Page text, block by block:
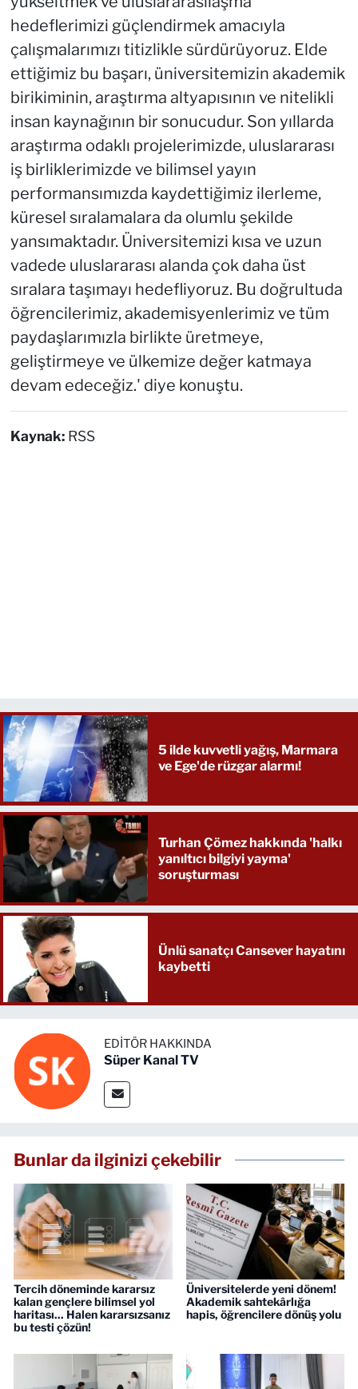
hedeflerimizi güçlendirmek amacıyla
çalışmalarımızı titizlikle sürdürüyoruz. Elde
ettiğimiz bu başarı, üniversitemizin akademik
birikiminin, araştırma altyapısının ve nitelikli
insan kaynağının bir sonucudur. Son yıllarda
araştırma odaklı projelerimizde, uluslararası
iş birliklerimizde ve bilimsel yayın
performansımızda kaydettiğimiz ilerleme,
küresel sıralamalara da olumlu şekilde
yansımaktadır. Üniversitemizi kısa ve uzun
vadede uluslararası alanda çok daha üst
sıralara taşımayı hedefliyoruz. Bu doğrultuda
öğrencilerimiz, akademisyenlerimiz ve tüm
paydaşlarımızla birlikte üretmeye,
geliştirmeye ve ülkemize değer katmaya
devam edeceğiz.' diye konuştu.
Kaynak: RSS
5 ilde kuvvetli yağış, Marmara
ve Ege'de rüzgar alarmı!
Turhan Çömez hakkında 'halkı
yanıltıcı bilgiyi yayma'
soruşturması
Ünlü sanatçı Cansever hayatını
kaybetti
EDITÖR HAKKINDA
Süper Kanal TV
Bunlar da ilginizi çekebilir
Tercih döneminde kararsız
kalan gençlere bilimsel yol
haritası... Halen kararsızsanız
bu testi çözün!
Üniversitelerde yeni dönem!
Akademik sahtekârlığa
hapis, öğrencilere dönüş yolu